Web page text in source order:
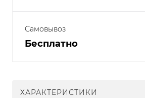
Самовывоз
Бесплатно
ХАРАКТЕРИСТИКИ